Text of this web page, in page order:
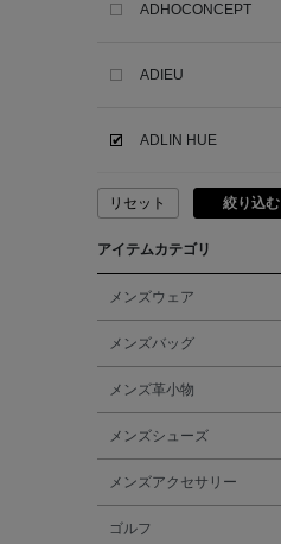
ADHOCONCEPT
ADIEU
ADLIN HUE
ADVISORY BOARD
AESOP
ALBERT THURSTON
リセット 絞り込む
アイテムカテゴリ
メンズウェア
メンズバッグ
メンズ革小物
メンズシューズ
メンズアクセサリー
ゴルフ